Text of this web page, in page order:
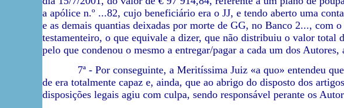
a apólice n.º ...82, cujo beneficiário era o JJ, e tendo aberto uma
e as demais quantias deixadas por morte de GG, no Banco 2...,
testamenteiro, o que equivale a dizer, que não distribuiu o valor
pelo que condenou o mesmo a entregar/pagar a cada um dos
7ª - Por conseguinte, a Meritíssima Juiz «a quo» entendeu que
de era totalmente capaz e, ainda, que ao abrigo do disposto dos
disposições legais agiu com culpa, sendo responsável perante os